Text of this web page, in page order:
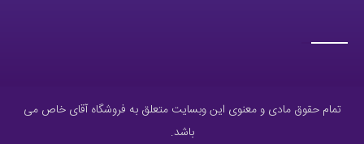
تمام حقوق مادی و معنوی این وبسایت متعلق به فروشگاه آقای خاص می
باشد.